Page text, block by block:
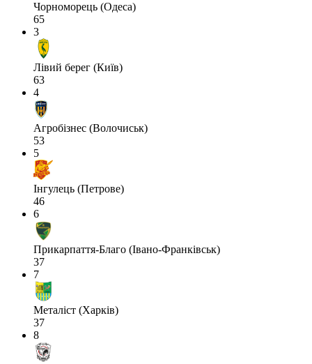
Чорноморець (Одеса)
65
3
Лівий берег (Київ)
63
4
Агробізнес (Волочиськ)
53
5
Інгулець (Петрове)
46
6
Прикарпаття-Благо (Івано-Франківськ)
37
7
Металіст (Харків)
37
8